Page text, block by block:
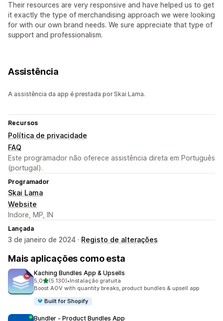
Their resources are very responsive and have helped us to get
it exactly the type of merchandising approach we were looking
for with our own brand needs. We sure appreciate that type of
support and professionalism.
Assistência
A assistência da app é prestada por Skai Lama.
Recursos
Política de privacidade
FAQ
Este programador não oferece assistência direta em Português
(portugal).
Programador
Skai Lama
Website
Indore, MP, IN
Lançada
3 de janeiro de 2024 · Registo de alterações
Mais aplicações como esta
Kaching Bundles App & Upsells
5,0de 5 estrelas
(5.130)
5130 total de avaliações
•Instalação gratuita
Boost AOV with quantity breaks, product bundles & upsell app
Built for Shopify
Bundler ‑ Product Bundles App